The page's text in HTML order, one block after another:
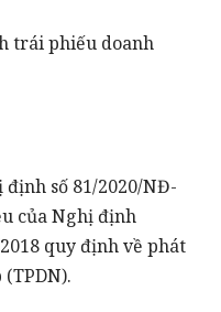
số 81/2020/NĐ-
của Nghị định
quy định về phát